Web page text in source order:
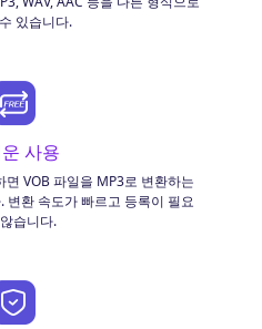
있습니다.
사용
VOB 파일을 MP3로 변환하는
변환 속도가 빠르고 등록이 필요
습니다.